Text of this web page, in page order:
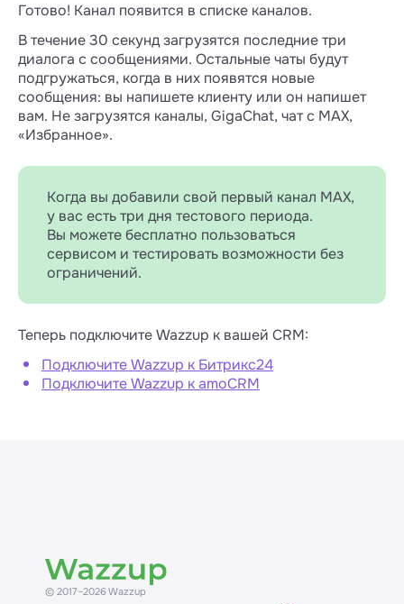
Готово! Канал появится в списке каналов.
В течение 30 секунд загрузятся последние три
диалога с сообщениями. Остальные чаты будут
подгружаться, когда в них появятся новые
сообщения: вы напишете клиенту или он напишет
вам. Не загрузятся каналы, GigaChat, чат с MAX,
«Избранное».
Когда вы добавили свой первый канал MAX,
у вас есть три дня тестового периода.
Вы можете бесплатно пользоваться
сервисом и тестировать возможности без
ограничений.
Теперь подключите Wazzup к вашей CRM:
Подключите Wazzup к Битрикс24
Подключите Wazzup к amoCRM
© 2017–2026 Wazzup